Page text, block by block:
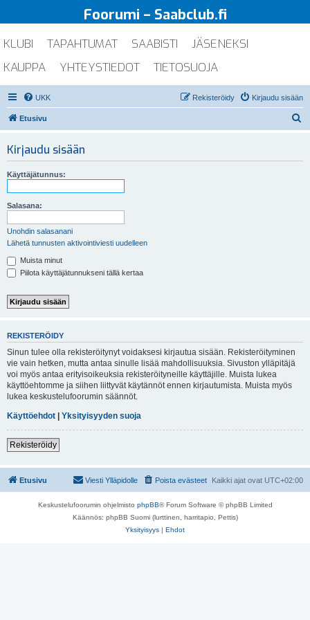
Foorumi – Saabclub.fi
KLUBI TAPAHTUMAT SAABISTI
JÄSENEKSI
KAUPPA
YHTEYSTIEDOT TIETOSUOJA
UKK Kirjaudu sisään
Rekisteröidy
Etusivu
Kirjaudu sisään
Käyttäjätunnus:
Salasana:
Unohdin salasanani
Lähetä tunnusten aktivointiviesti uudelleen
Muista minut
Piilota käyttäjätunnukseni tällä kertaa
REKISTERÖIDY
Sinun tulee olla rekisteröitynyt voidaksesi kirjautua sisään. Rekisteröityminen
vie vain hetken, mutta antaa sinulle lisää mahdollisuuksia. Sivuston ylläpitäjä
voi myös antaa erityisoikeuksia rekisteröityneille käyttäjille. Muista lukea
käyttöehtomme ja siihen liittyvät käytännöt ennen kirjautumista. Muista myös
lukea keskustelufoorumin säännöt.
Käyttöehdot | Yksityisyyden suoja
Rekisteröidy
Etusivu Kaikki ajat ovat UTC+02:00
Poista evästeet
Viesti Ylläpidolle
Keskustelufoorumin ohjelmisto phpBB® Forum Software © phpBB Limited
Käännös: phpBB Suomi (lurttinen, harritapio, Pettis)
Yksityisyys | Ehdot